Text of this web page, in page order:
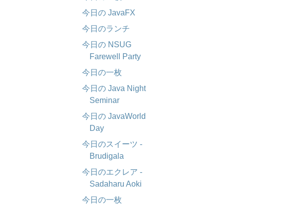
今日の JavaFX
今日のランチ
今日の NSUG
Farewell Party
今日の一枚
今日の Java Night
Seminar
今日の JavaWorld
Day
今日のスイーツ -
Brudigala
今日のエクレア -
Sadaharu Aoki
今日の一枚